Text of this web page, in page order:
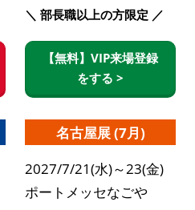
＼ 部長職以上の方限定 ／
【無料】VIP来場登録
をする >
名古屋展 (7月)
2027/7/21(水)～23(金)
ポートメッセなごや